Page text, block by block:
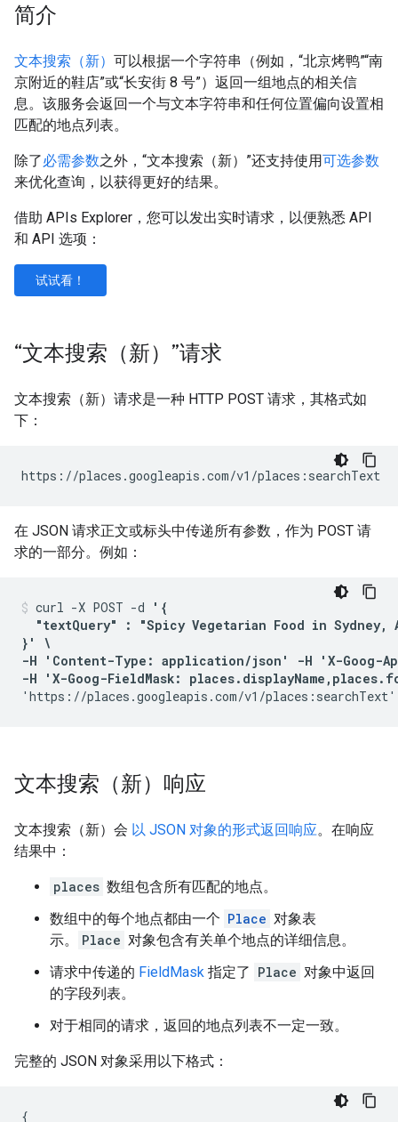
简介
文本搜索（新） 可以根据一个字符串（例如，“北京烤鸭”“南
京附近的鞋店”或“长安街 8 号”）返回一组地点的相关信
息。该服务会返回一个与文本字符串和任何位置偏向设置相
匹配的地点列表。
除了必需参数之外，“文本搜索（新）”还支持使用可选参数
来优化查询，以获得更好的结果。
借助 APIs Explorer，您可以发出实时请求，以便熟悉 API
和 API 选项：
试试看！
“文本搜索（新）”请求
文本搜索（新）请求是一种 HTTP POST 请求，其格式如
下：
https://places.googleapis.com/v1/places:searchText
在 JSON 请求正文或标头中传递所有参数，作为 POST 请
求的一部分。例如：
curl -X POST -d
'{
"textQuery" : "Spicy Vegetarian Food in Sydney,
}' \
-H 'Content-Type: application/json' -H 'X-Goog-
-H 'X-Goog-FieldMask:
'https://places.googleapis.com/v1/places:searchText'
文本搜索（新）响应
文本搜索（新）会 以 JSON 对象的形式返回响应。在响应
结果中：
places 数组包含所有匹配的地点。
数组中的每个地点都由一个 Place 对象表
示。
Place 对象包含有关单个地点的详细信息。
请求中传递的 FieldMask 指定了 Place 对象中返回
的字段列表。
对于相同的请求，返回的地点列表不一定一致。
完整的 JSON 对象采用以下格式：
{